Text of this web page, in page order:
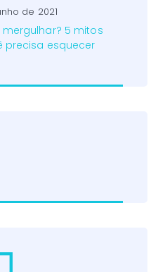
de 2021
mergulhar? 5 mitos
precisa esquecer